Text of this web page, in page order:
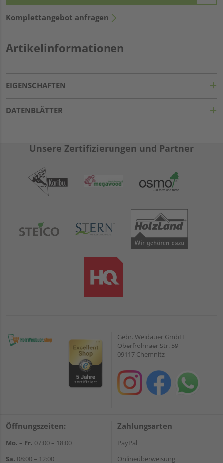
Komplettangebot anfragen
Artikelinformationen
EIGENSCHAFTEN
DATENBLÄTTER
Unsere Zertifizierungen und Partner
Gebr. Weidauer GmbH
Oberfrohnaer Str. 59
09117 Chemnitz
Öffnungszeiten:
Mo. – Fr. 07:00 – 18:00
Sa. 08:00 – 12:00
Zahlungsarten
PayPal
Onlineüberweisung